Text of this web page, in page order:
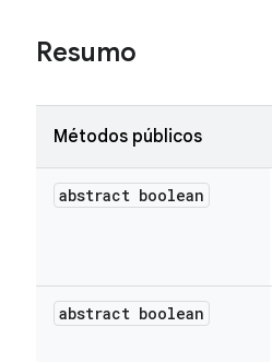
Resumo
Métodos públicos
abstract boolean
abstract boolean